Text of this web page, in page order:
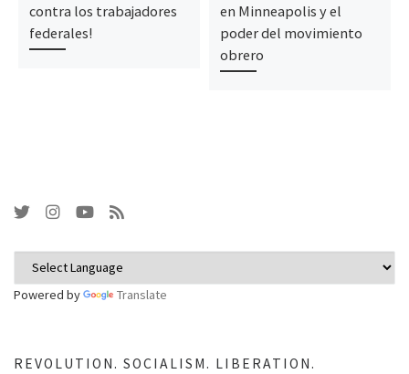
contra los trabajadores
federales!
en Minneapolis y el
poder del movimiento
obrero
Powered by Translate
REVOLUTION. SOCIALISM. LIBERATION.